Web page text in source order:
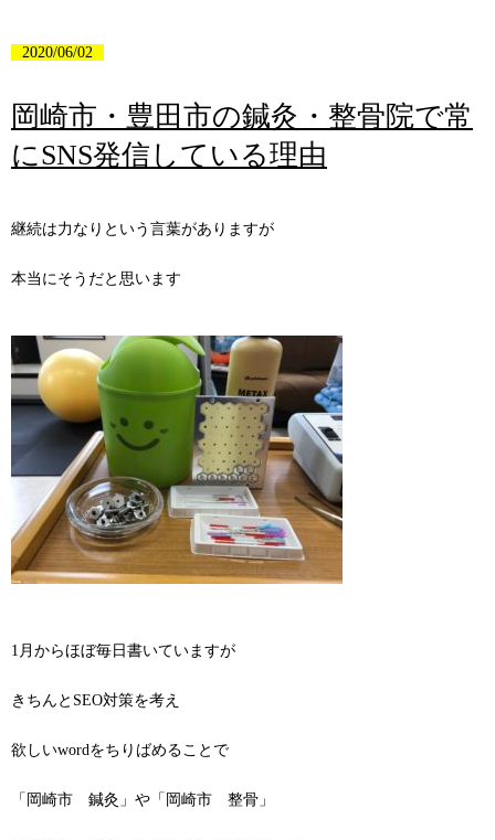
2020/06/02
岡崎市・豊田市の鍼灸・整骨院で常
にSNS発信している理由
継続は力なりという言葉がありますが
本当にそうだと思います
1月からほぼ毎日書いていますが
きちんとSEO対策を考え
欲しいwordをちりばめることで
「岡崎市 鍼灸」や「岡崎市 整骨」